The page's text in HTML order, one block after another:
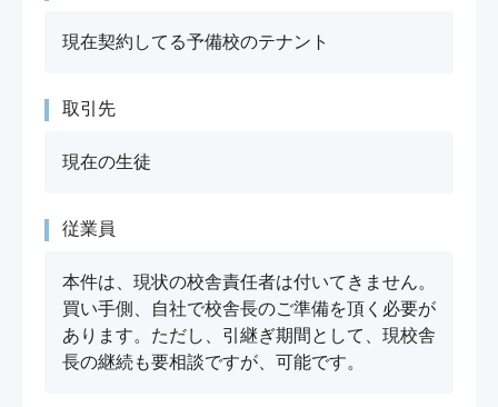
現在契約してる予備校のテナント
取引先
現在の生徒
従業員
本件は、現状の校舎責任者は付いてきません。
買い手側、自社で校舎長のご準備を頂く必要が
あります。ただし、引継ぎ期間として、現校舎
長の継続も要相談ですが、可能です。